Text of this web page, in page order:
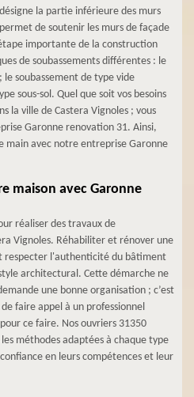
la partie inférieure des murs
de soutenir les murs de façade
importante de la construction
de soubassements différentes : le
le soubassement de type vide
sous-sol. Quel que soit vos besoins
la ville de Castera Vignoles ; vous
Garonne renovation 31. Ainsi,
main avec notre entreprise Garonne
maison avec Garonne
réaliser des travaux de
Vignoles. Réhabiliter et rénover une
respecter l'authenticité du bâtiment
architectural. Cette démarche ne
une bonne organisation ; c’est
faire appel à un professionnel
ce faire. Nos ouvriers 31350
méthodes adaptées à chaque type
en leurs compétences et leur